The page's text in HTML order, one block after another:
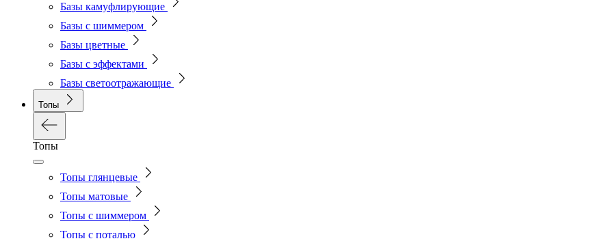
Базы камуфлирующие
Базы с шиммером
Базы цветные
Базы с эффектами
Базы светоотражающие
Топы
Топы
Топы глянцевые
Топы матовые
Топы с шиммером
Топы с поталью